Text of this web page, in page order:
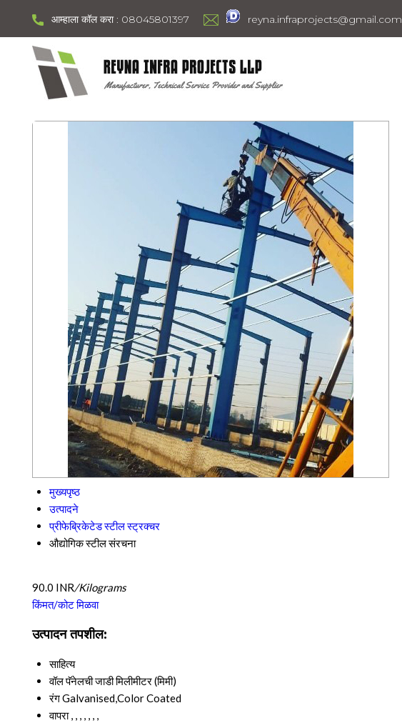
आम्हाला कॉल करा : 08045801397 reyna.infraprojects@gmail.com
मुख्यपृष्ठ
उत्पादने
प्रीफेब्रिकेटेड स्टील स्ट्रक्चर
औद्योगिक स्टील संरचना
90.0 INR/Kilograms
किंमत/कोट मिळवा
उत्पादन तपशील:
साहित्य
वॉल पॅनेलची जाडीमिलीमीटर (मिमी)
रंगGalvanised,Color Coated
वापरा , , , , , , ,